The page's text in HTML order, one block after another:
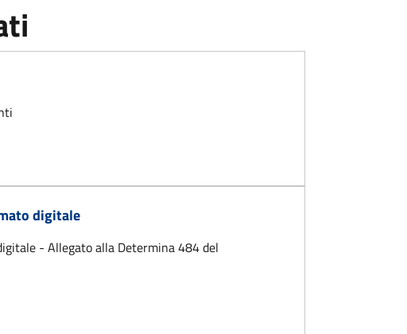
digitale
- Allegato alla Determina 484 del
pratiche in formato digitale